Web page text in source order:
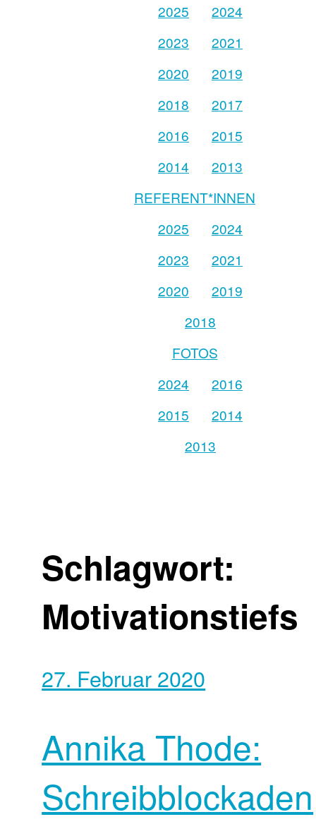
2025
2024
2023
2021
2020
2019
2018
2017
2016
2015
2014
2013
REFERENT*INNEN
2025
2024
2023
2021
2020
2019
2018
FOTOS
2024
2016
2015
2014
2013
Schlagwort:
Motivationstiefs
27. Februar 2020
Annika Thode:
Schreibblockaden